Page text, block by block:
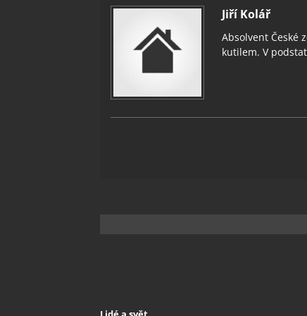
Jiří Kolář
Absolvent České
kutilem. V